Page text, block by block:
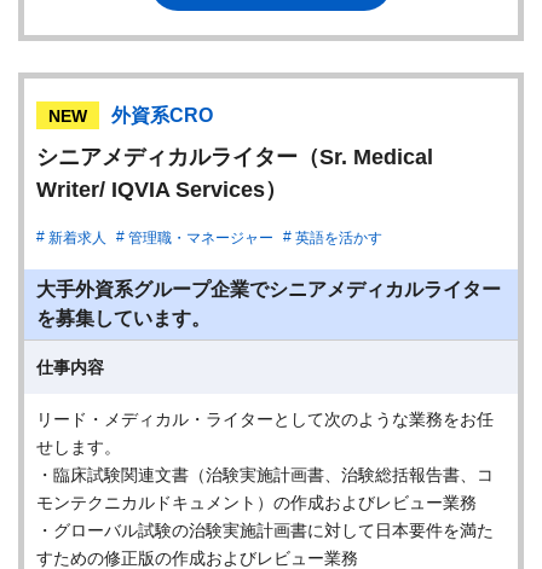
NEW 外資系CRO
シニアメディカルライター（Sr. Medical
Writer/ IQVIA Services）
新着求人 管理職・マネージャー 英語を活かす
大手外資系グループ企業でシニアメディカルライター
を募集しています。
仕事内容
リード・メディカル・ライターとして次のような業務をお任
せします。
・臨床試験関連文書（治験実施計画書、治験総括報告書、コ
モンテクニカルドキュメント）の作成およびレビュー業務
・グローバル試験の治験実施計画書に対して日本要件を満た
すための修正版の作成およびレビュー業務